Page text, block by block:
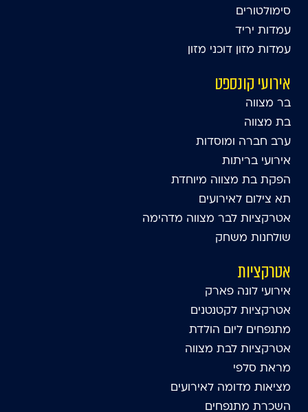
סימולטורים
עמדות יריד
עמדות מזון דוכני מזון
אירועי קונספט
בר מצווה
בת מצווה
ערב חברה ומוסדות
אירועי בריתות
הפקת בת מצווה מיוחדת
תא צילום לאירועים
אטרקציות לבר מצווה מדהימה
שולחנות משחק
אטרקציות
אירועי לונה פארק
אטרקציות לקטנטנים
מתנפחים ליום הולדת
אטרקציות לבת מצווה
מראת סלפי
מציאות מדומה לאירועים
השכרת מתנפחים